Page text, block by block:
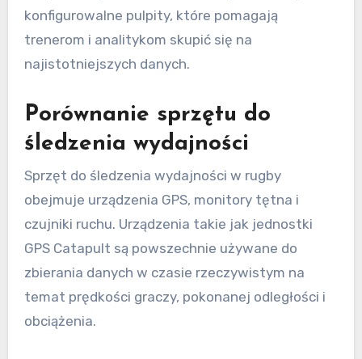
konfigurowalne pulpity, które pomagają
trenerom i analitykom skupić się na
najistotniejszych danych.
Porównanie sprzętu do
śledzenia wydajności
Sprzęt do śledzenia wydajności w rugby
obejmuje urządzenia GPS, monitory tętna i
czujniki ruchu. Urządzenia takie jak jednostki
GPS Catapult są powszechnie używane do
zbierania danych w czasie rzeczywistym na
temat prędkości graczy, pokonanej odległości i
obciążenia.